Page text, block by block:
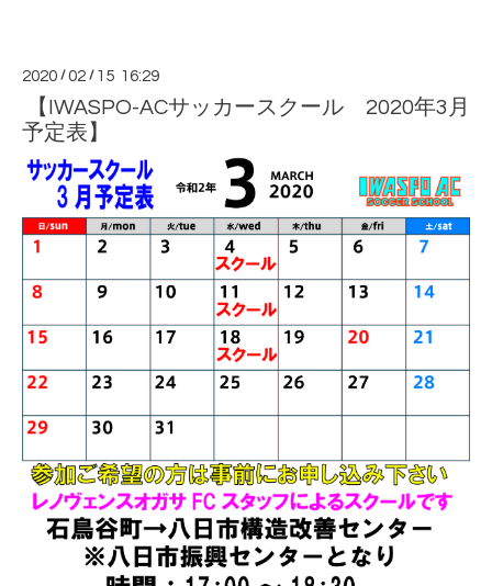
2020 /02 / 15 16:29
【IWASPO-ACサッカースクール 2020年3月
予定表】